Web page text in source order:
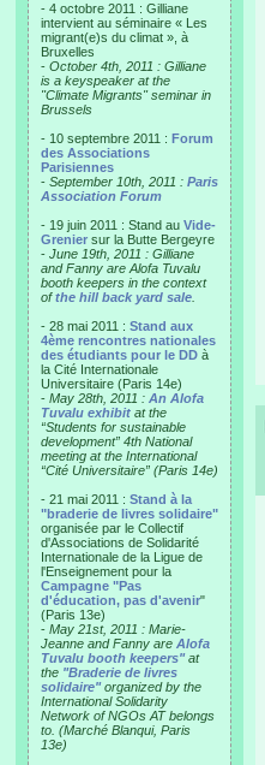
- 4 octobre 2011 : Gilliane
intervient au séminaire « Les
migrant(e)s du climat », à
Bruxelles
- October 4th, 2011 : Gilliane
is a keyspeaker at the
"Climate Migrants" seminar in
Brussels
- 10 septembre 2011 : Forum
des Associations
Parisiennes
- September 10th, 2011 : Paris
Association Forum
- 19 juin 2011 : Stand au Vide-
Grenier sur la Butte Bergeyre
- June 19th, 2011 : Gilliane
and Fanny are Alofa Tuvalu
booth keepers in the context
ofthe hill back yard sale
- 28 mai 2011 : Stand aux
4ème rencontres nationales
des étudiants pour le DD à
la Cité Internationale
Universitaire (Paris 14e)
- May 28th, 2011 : An Alofa
Tuvalu exhibit at the
“Students for sustainable
development” 4th National
meeting at the International
“Cité Universitaire” (Paris 14e)
- 21 mai 2011 : Stand à la
"braderie de livres solidaire"
organisée par le Collectif
d'Associations de Solidarité
Internationale de la Ligue de
l'Enseignement pour la
Campagne "Pas
d'éducation, pas d'avenir"
(Paris 13e)
- May 21st, 2011 : Marie-
Jeanne and Fanny are Alofa
Tuvalu booth keepers"at
the "Braderie de livres
solidaire"organized by the
International Solidarity
Network of NGOs AT belongs
to. (Marché Blanqui, Paris
13e)